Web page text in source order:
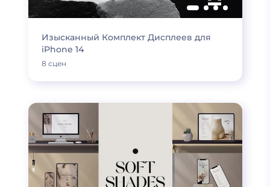
Изысканный Комплект Дисплеев для
iPhone 14
8 сцен